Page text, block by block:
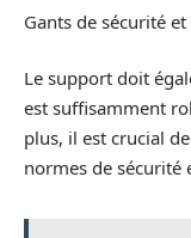
Gants de sécurité
Le support doit
est suffisamment
plus, il est crucial
normes de sécurité